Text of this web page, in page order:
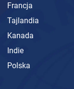
Francja
Tajlandia
Kanada
Indie
Polska